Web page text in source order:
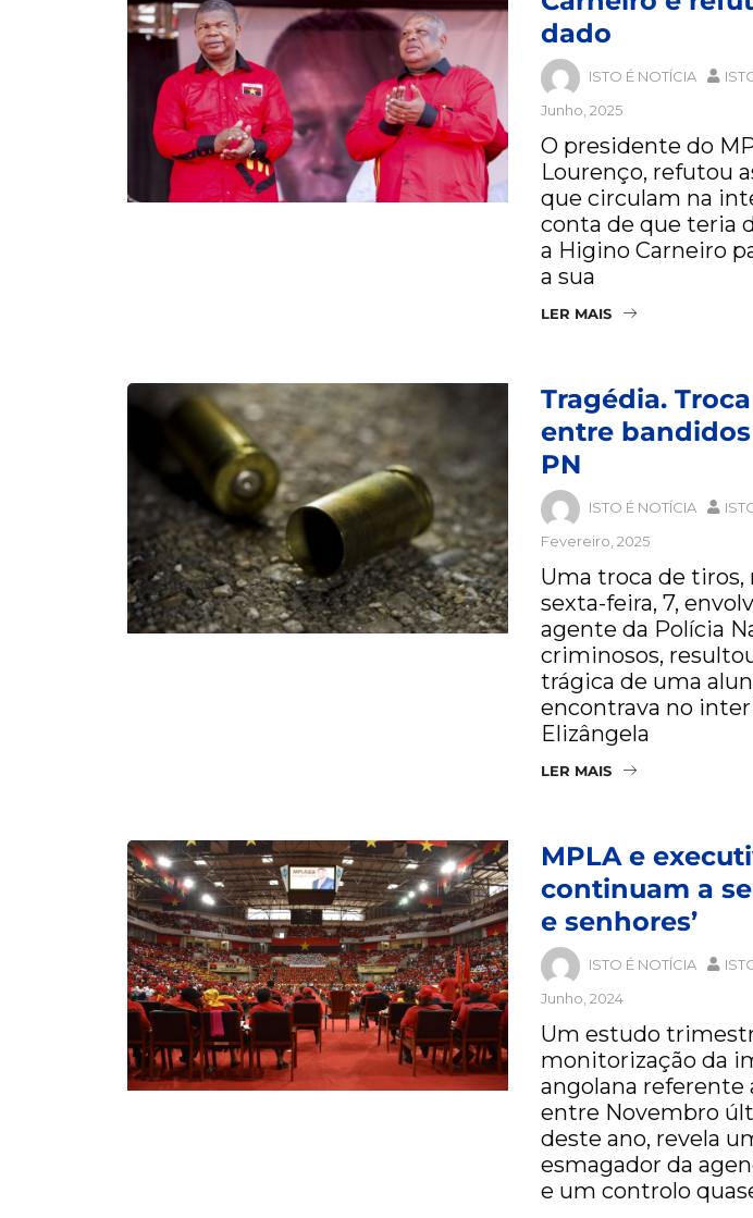
dado
ISTO É NOTÍCIA
Junho, 2025
O presidente do
Lourenço, refutou
que circulam na
conta de que teria
a Higino Carneiro
a sua
LER MAIS
Tragédia.
entre
PN
ISTO É NOTÍCIA
Fevereiro, 2025
Uma troca de tiros,
sexta-feira, 7,
agente da Polícia
criminosos,
trágica de uma
encontrava no
Elizângela
LER MAIS
MPLA e
continuam a
e senhores’
ISTO É NOTÍCIA
Junho, 2024
Um estudo
monitorização da
angolana referente
entre Novembro
deste ano, revela
esmagador da
e um controlo